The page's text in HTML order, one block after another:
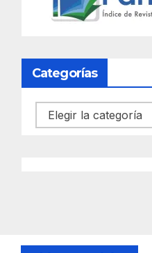
Categorías
Categorías